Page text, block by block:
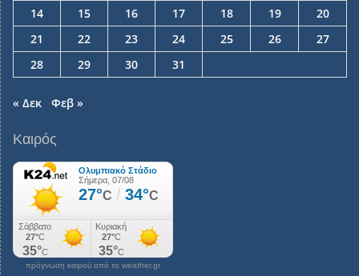
14
15 16 17 18 19
20
21
22 23 24 25 26
27
28
29 30 31
« Δεκ Φεβ »
Καιρός
πρόγνωση καιρού από το weather.gr